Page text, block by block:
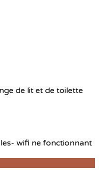
de lit et de toilette
wifi ne fonctionnant